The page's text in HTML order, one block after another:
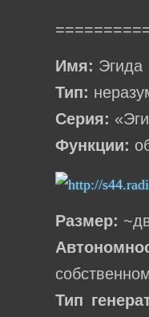
Имя: Эгида
Тип:
Серия:
Функции:
Размер:
Тип